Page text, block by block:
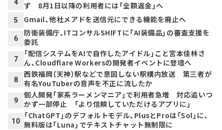
4
ず 8月1日以降の利用者には「全額返金」へ
5 Gmail、他社メアドを送信元にできる機能を廃止へ
6
防衛装備庁、ITコンサルSHIFTに「AI装備品」の審査支援を
委託
7
「配信システムをAIで自作したアイドル」こと宮本佳林さ
ん、Cloudflare Workersの開発者イベントに登壇へ
8
西鉄福岡（天神）駅などで意図しない駅構内放送 第三者が
有名YouTuberの音声を不正に流したか
9
個人開発「家系ラーメンマニア」で利用者急増 対応追いつ
かず一部停止 「より信頼していただけるアプリに」
10
「ChatGPT」のデフォルトモデル、PlusとProは「Sol」に、
無料版は「Luna」でテキストチャット無制限に